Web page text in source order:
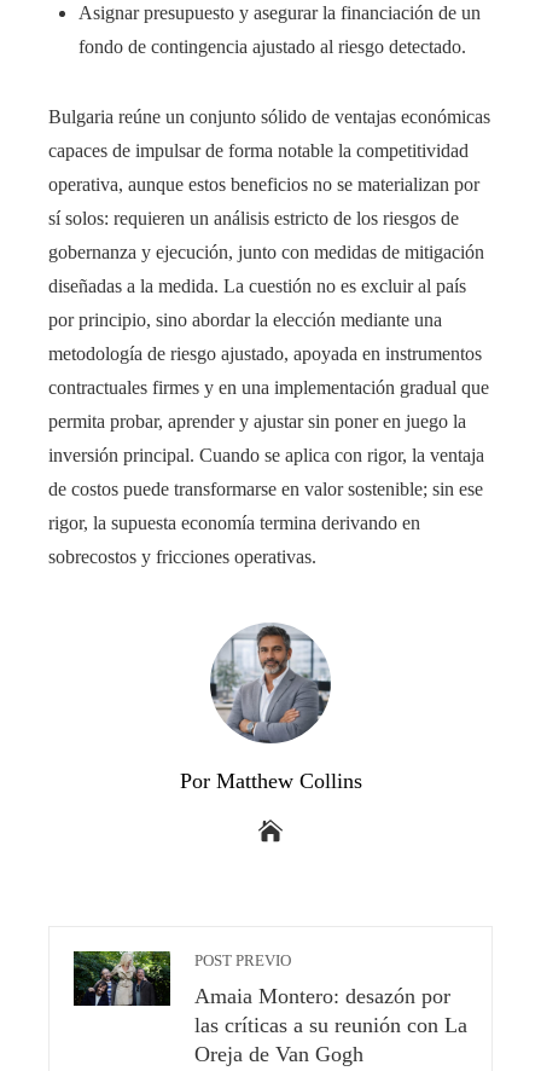
Asignar presupuesto y asegurar la financiación de un
fondo de contingencia ajustado al riesgo detectado.
Bulgaria reúne un conjunto sólido de ventajas económicas
capaces de impulsar de forma notable la competitividad
operativa, aunque estos beneficios no se materializan por
sí solos: requieren un análisis estricto de los riesgos de
gobernanza y ejecución, junto con medidas de mitigación
diseñadas a la medida. La cuestión no es excluir al país
por principio, sino abordar la elección mediante una
metodología de riesgo ajustado, apoyada en instrumentos
contractuales firmes y en una implementación gradual que
permita probar, aprender y ajustar sin poner en juego la
inversión principal. Cuando se aplica con rigor, la ventaja
de costos puede transformarse en valor sostenible; sin ese
rigor, la supuesta economía termina derivando en
sobrecostos y fricciones operativas.
Por Matthew Collins
POST PREVIO
Amaia Montero: desazón por
las críticas a su reunión con La
Oreja de Van Gogh